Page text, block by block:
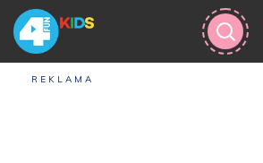
REKLAMA